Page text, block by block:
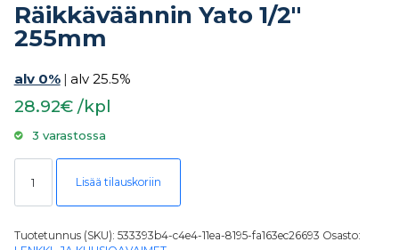
Räikkäväännin Yato 1/2″
255mm
alv 0% | alv 25.5%
28.92€ /kpl
3 varastossa
Räikkäväännin Yato 1/2" 255mm määrä
Lisää tilauskoriin
Tuotetunnus (SKU): 533393b4-c4e4-11ea-8195-fa163ec26693 Osasto: